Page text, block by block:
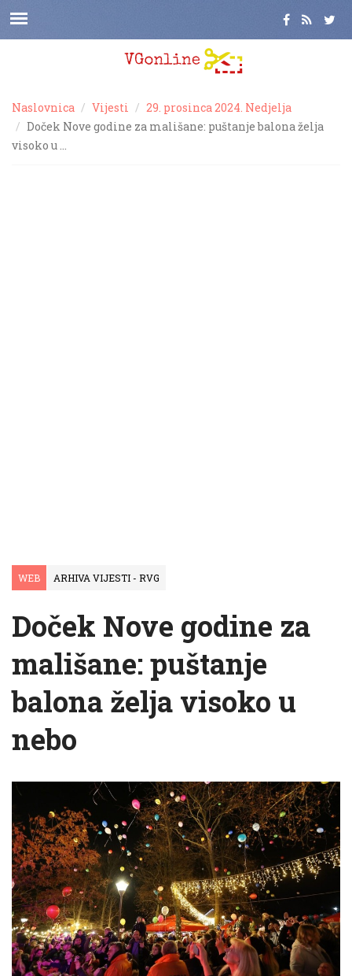
Naslovnica Vijesti
29. prosinca 2024. Nedjelja
Doček Nove godine za mališane: puštanje balona želja
visoko u …
WEB ARHIVA VIJESTI - RVG
Doček Nove godine za
mališane: puštanje
balona želja visoko u
nebo